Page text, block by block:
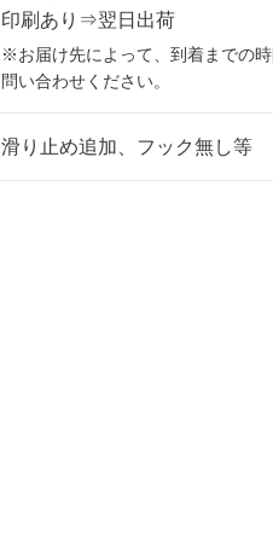
印刷あり⇒翌日出荷
※お届け先によって、到着までの
問い合わせください。
滑り止め追加、フック無し等